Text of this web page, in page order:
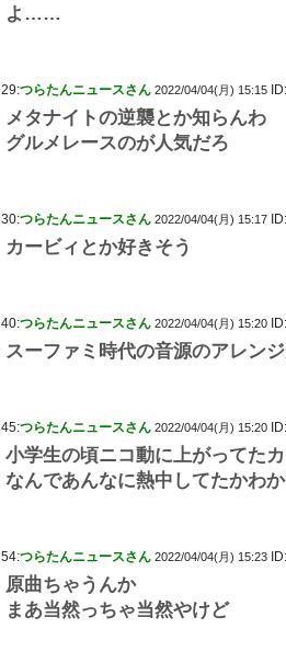
よ……
29:つらたんニュースさん 2022/04/04(月) 15:15 ID:
メタナイトの逆襲とか知らんわ
グルメレースのが人気だろ
30:つらたんニュースさん 2022/04/04(月) 15:17 ID:
カービィとか好きそう
40:つらたんニュースさん 2022/04/04(月) 15:20 ID:
スーファミ時代の音源のアレン
45:つらたんニュースさん 2022/04/04(月) 15:20 ID:
小学生の頃ニコ動に上がってた
なんであんなに熱中してたかわ
54:つらたんニュースさん 2022/04/04(月) 15:23 ID:
原曲ちゃうんか
まあ当然っちゃ当然やけど